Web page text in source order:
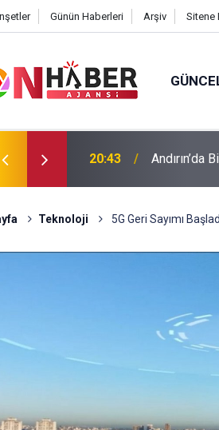
Günün Haberleri Arşiv Sitene
barajda
20:43 Andırın’da
Teknoloji 5G Geri Sayımı